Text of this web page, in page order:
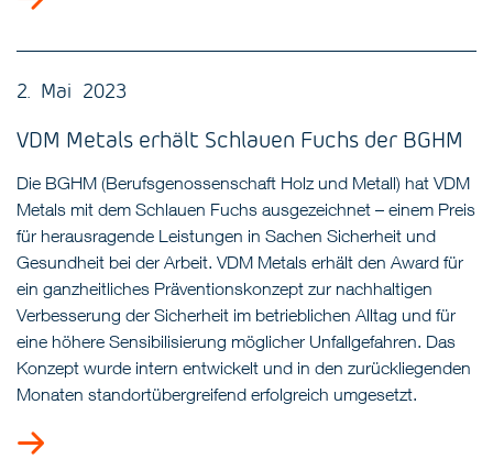
2. Mai 2023
VDM Metals erhält Schlauen Fuchs der BGHM
Die BGHM (Berufsgenossenschaft Holz und Metall) hat VDM
Metals mit dem Schlauen Fuchs ausgezeichnet – einem Preis
für herausragende Leistungen in Sachen Sicherheit und
Gesundheit bei der Arbeit. VDM Metals erhält den Award für
ein ganzheitliches Präventionskonzept zur nachhaltigen
Verbesserung der Sicherheit im betrieblichen Alltag und für
eine höhere Sensibilisierung möglicher Unfallgefahren. Das
Konzept wurde intern entwickelt und in den zurückliegenden
Monaten standortübergreifend erfolgreich umgesetzt.